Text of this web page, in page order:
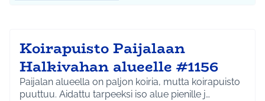
Koirapuisto Paijalaan
Halkivahan alueelle #1156
Paijalan alueella on paljon koiria, mutta koirapuisto
puuttuu. Aidattu tarpeeksi iso alue pienille j…